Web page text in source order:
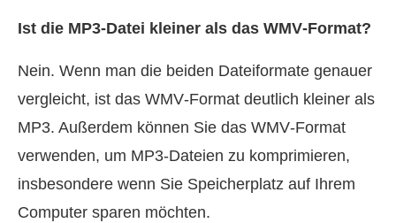
Ist die MP3‑Datei kleiner als das WMV‑Format?
Nein. Wenn man die beiden Dateiformate genauer
vergleicht, ist das WMV‑Format deutlich kleiner als
MP3. Außerdem können Sie das WMV‑Format
verwenden, um MP3‑Dateien zu komprimieren,
insbesondere wenn Sie Speicherplatz auf Ihrem
Computer sparen möchten.